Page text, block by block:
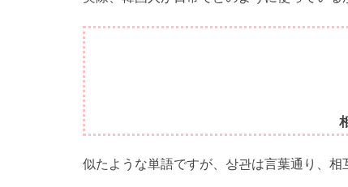
似たような単語ですが、상관は言葉通り、相